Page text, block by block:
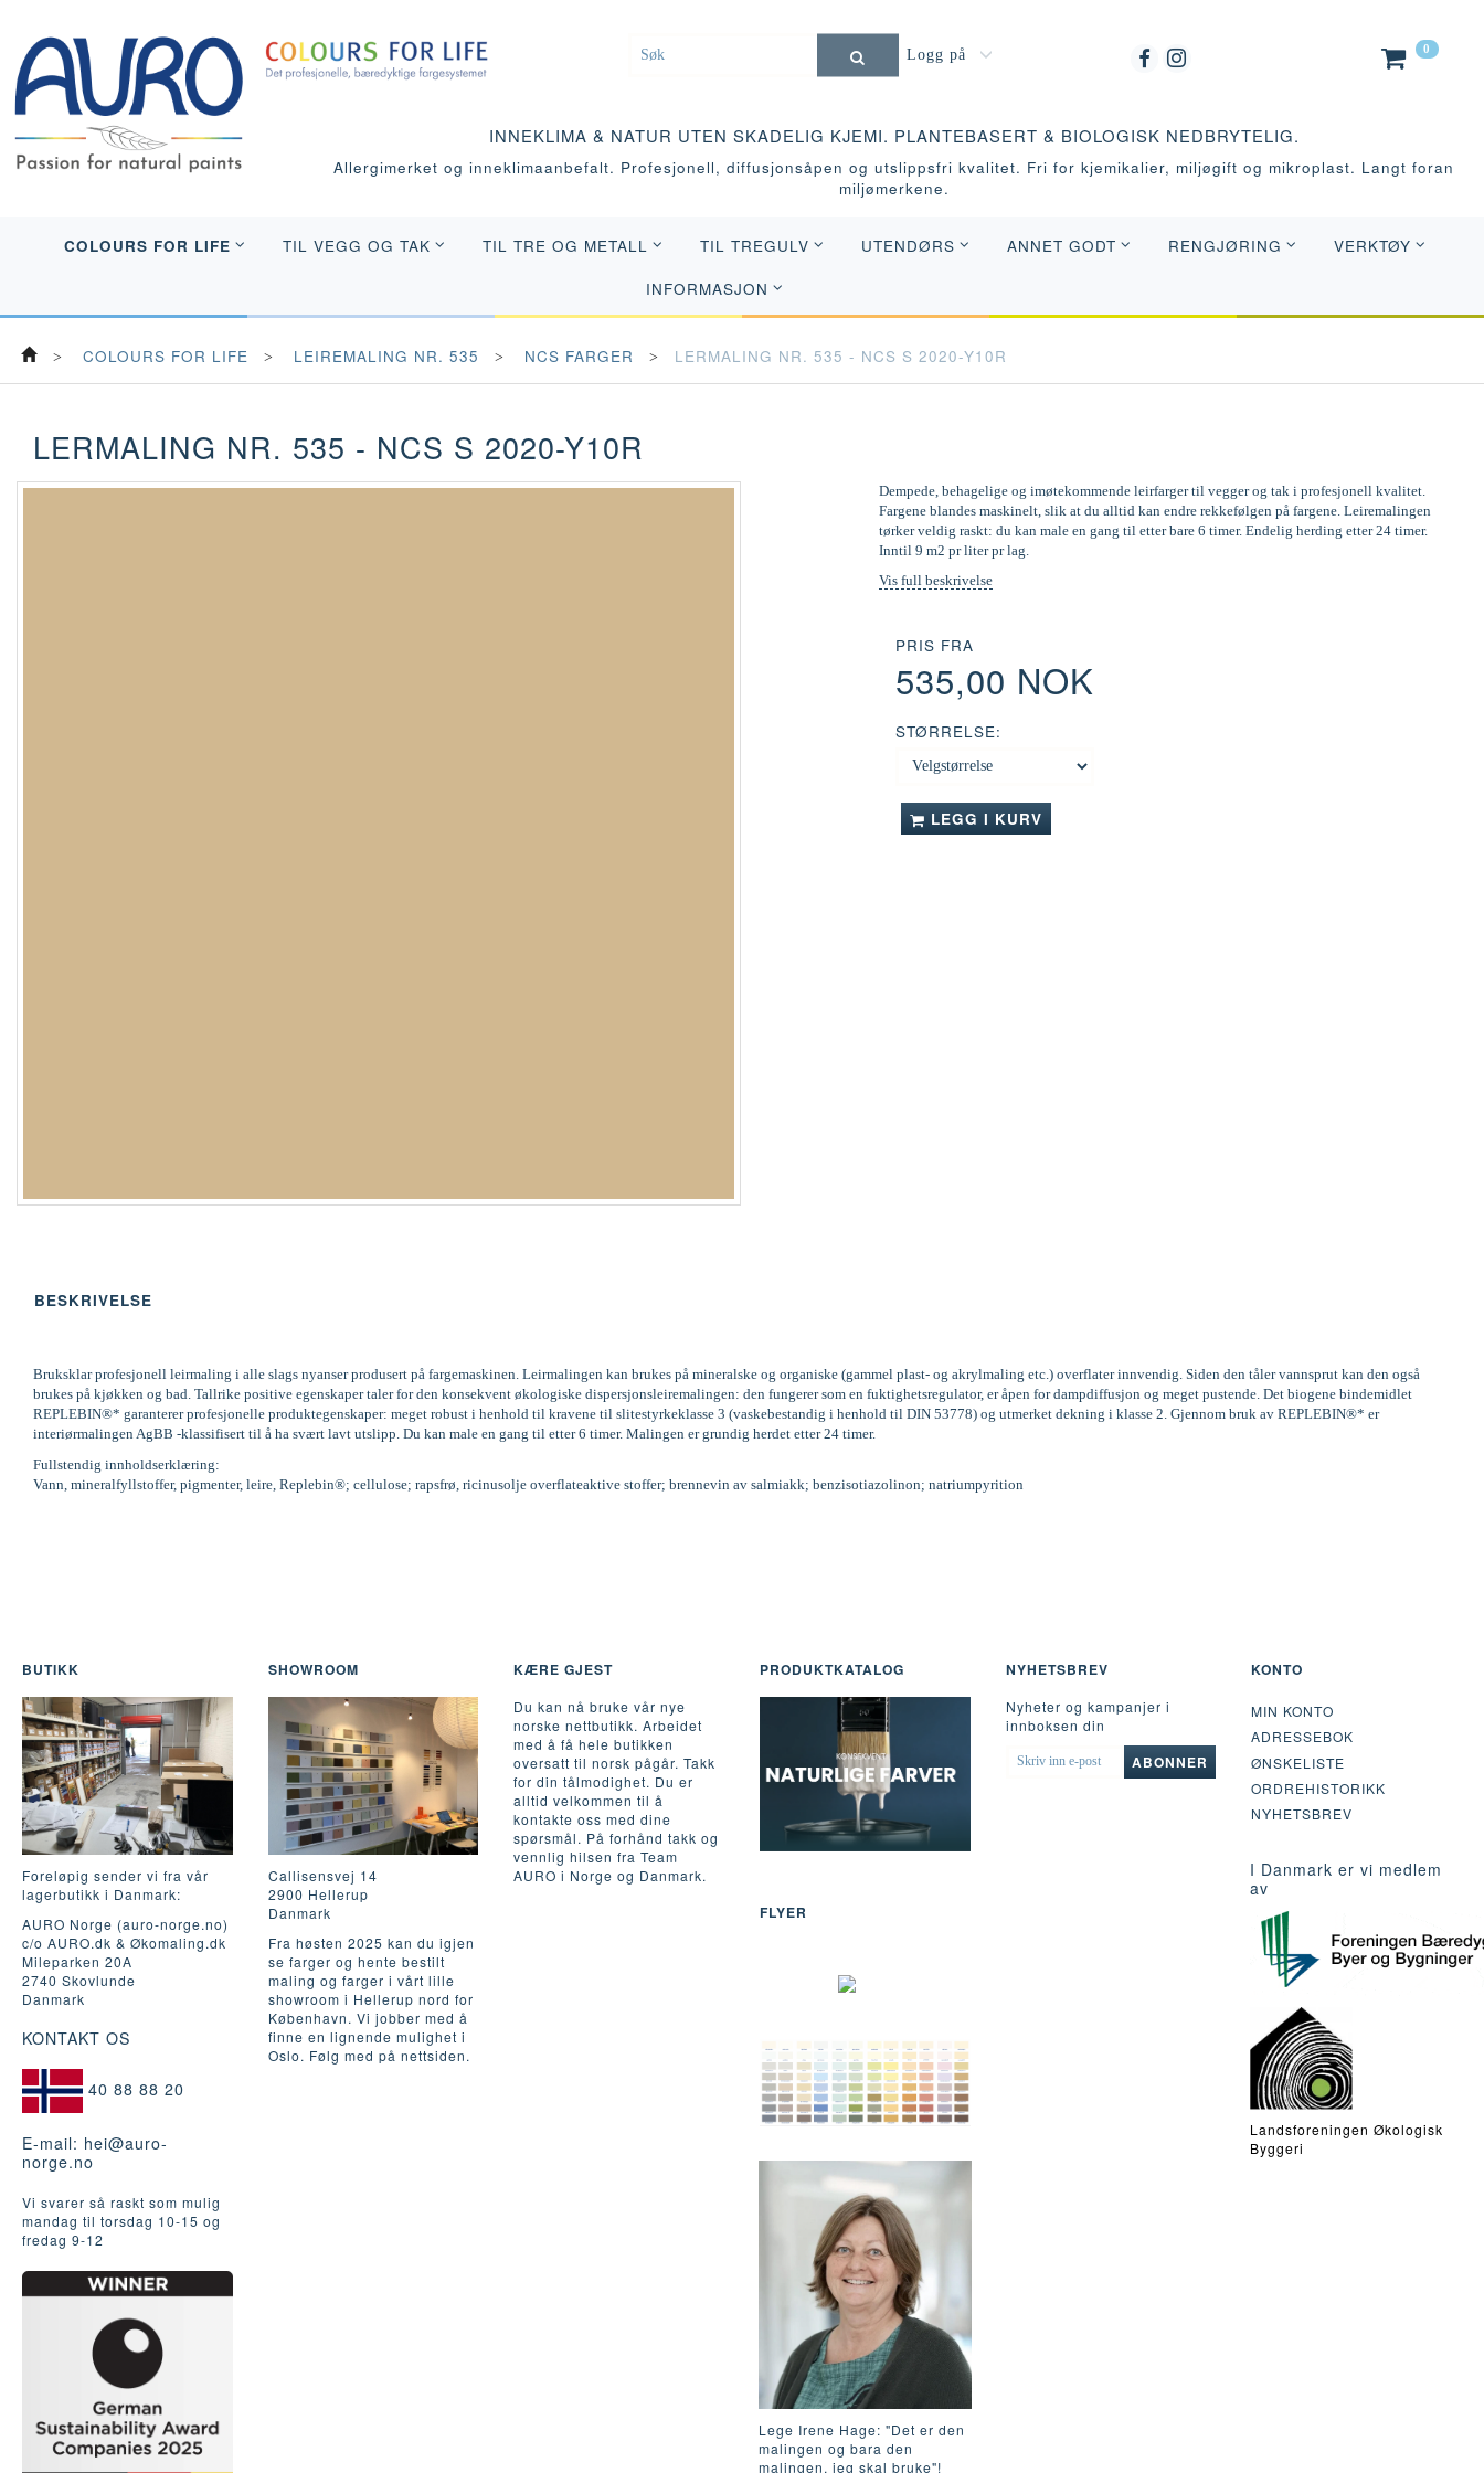
0
Logg på
INNEKLIMA & NATUR UTEN SKADELIG KJEMI. PLANTEBASERT & BIOLOGISK NEDBRYTELIG.
Allergimerket og inneklimaanbefalt. Profesjonell, diffusjonsåpen og utslippsfri kvalitet. Fri for kjemikalier, miljøgift og mikroplast. Langt foran
miljømerkene.
COLOURS FOR LIFE TIL VEGG OG TAK TIL TRE OG METALL TIL TREGULV UTENDØRS ANNET GODT RENGJØRING VERKTØY
INFORMASJON
COLOURS FOR LIFE LEIREMALING NR. 535 NCS FARGER LERMALING NR. 535 - NCS S 2020-Y10R
LERMALING NR. 535 - NCS S 2020-Y10R
Dempede, behagelige og imøtekommende leirfarger til vegger og tak i profesjonell kvalitet.
Fargene blandes maskinelt, slik at du alltid kan endre rekkefølgen på fargene. Leiremalingen
tørker veldig raskt: du kan male en gang til etter bare 6 timer. Endelig herding etter 24 timer.
Inntil 9 m2 pr liter pr lag.
Vis full beskrivelse
PRIS FRA
535,00 NOK
STØRRELSE:
LEGG I KURV
BESKRIVELSE
Bruksklar profesjonell leirmaling i alle slags nyanser produsert på fargemaskinen. Leirmalingen kan brukes på mineralske og organiske (gammel plast- og akrylmaling etc.) overflater innvendig. Siden den tåler vannsprut kan den også
brukes på kjøkken og bad. Tallrike positive egenskaper taler for den konsekvent økologiske dispersjonsleiremalingen: den fungerer som en fuktighetsregulator, er åpen for dampdiffusjon og meget pustende. Det biogene bindemidlet
REPLEBIN®* garanterer profesjonelle produktegenskaper: meget robust i henhold til kravene til slitestyrkeklasse 3 (vaskebestandig i henhold til DIN 53778) og utmerket dekning i klasse 2. Gjennom bruk av REPLEBIN®* er
interiørmalingen AgBB -klassifisert til å ha svært lavt utslipp. Du kan male en gang til etter 6 timer. Malingen er grundig herdet etter 24 timer.
Fullstendig innholdserklæring:
Vann, mineralfyllstoffer, pigmenter, leire, Replebin®; cellulose; rapsfrø, ricinusolje overflateaktive stoffer; brennevin av salmiakk; benzisotiazolinon; natriumpyrition
BUTIKK
Foreløpig sender vi fra vår
lagerbutikk i Danmark:
AURO Norge (auro-norge.no)
c/o AURO.dk & Økomaling.dk
Mileparken 20A
2740 Skovlunde
Danmark
KONTAKT OS
40 88 88 20
E-mail: hei@auro-
norge.no
Vi svarer så raskt som mulig
mandag til torsdag 10-15 og
fredag ​​9-12
SHOWROOM
Callisensvej 14
2900 Hellerup
Danmark
Fra høsten 2025 kan du igjen
se farger og hente bestilt
maling og farger i vårt lille
showroom i Hellerup nord for
København. Vi jobber med å
finne en lignende mulighet i
Oslo. Følg med på nettsiden.
KÆRE GJEST
Du kan nå bruke vår nye
norske nettbutikk. Arbeidet
med å få hele butikken
oversatt til norsk pågår. Takk
for din tålmodighet. Du er
alltid velkommen til å
kontakte oss med dine
spørsmål. På forhånd takk og
vennlig hilsen fra Team
AURO i Norge og Danmark.
PRODUKTKATALOG
FLYER
Lege Irene Hage: "Det er den
malingen og bara den
malingen, jeg skal bruke"!
NYHETSBREV
Nyheter og kampanjer i
innboksen din
SKRIV
ABONNER
KONTO
MIN KONTO
ADRESSEBOK
ØNSKELISTE
ORDREHISTORIKK
NYHETSBREV
I Danmark er vi medlem
av
Landsforeningen Økologisk
Byggeri